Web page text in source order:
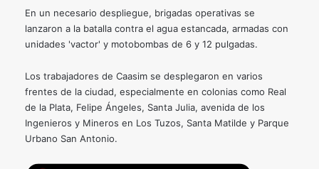
En un necesario despliegue, brigadas operativas se
lanzaron a la batalla contra el agua estancada, armadas con
unidades 'vactor' y motobombas de 6 y 12 pulgadas.
Los trabajadores de Caasim se desplegaron en varios
frentes de la ciudad, especialmente en colonias como Real
de la Plata, Felipe Ángeles, Santa Julia, avenida de los
Ingenieros y Mineros en Los Tuzos, Santa Matilde y Parque
Urbano San Antonio.